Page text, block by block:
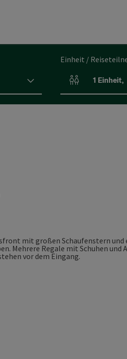
Einheit /
Einheitenanzahl
1 Einheit,